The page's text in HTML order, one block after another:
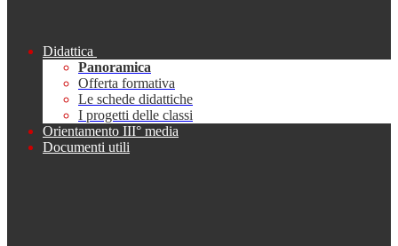
Didattica
Panoramica
Offerta formativa
Le schede didattiche
I progetti delle classi
Orientamento III° media
Documenti utili